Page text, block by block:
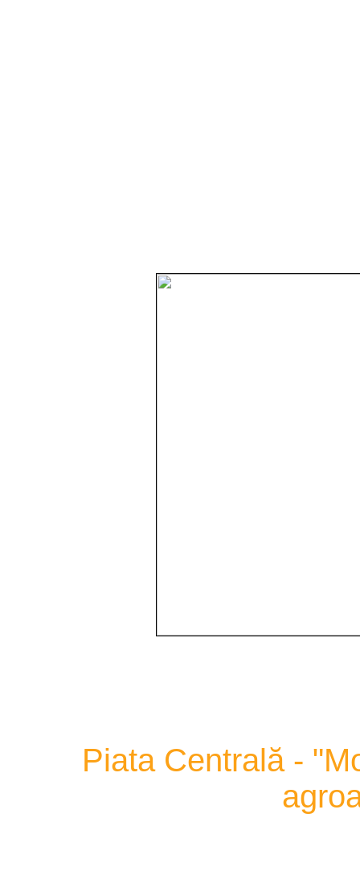
Piata Centrală -